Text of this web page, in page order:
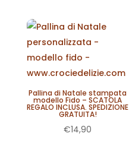
Pallina di Natale stampata
modello Fido – SCATOLA
REGALO INCLUSA. SPEDIZIONE
GRATUITA!
€14,90